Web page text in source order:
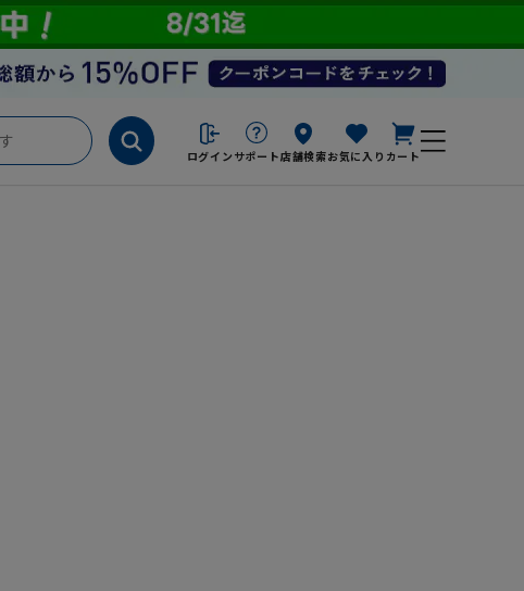
ログイン サポート店舗検索お気に入り カート